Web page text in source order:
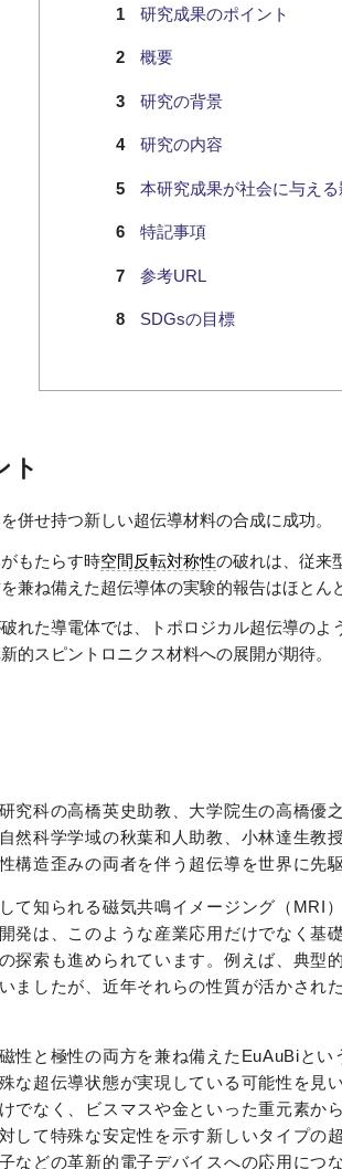
研究成果のポイント
概要
研究の背景
研究の内容
本研究成果が社会に与え
特記事項
参考URL
SDGsの目標
ト
併せ持つ新しい超伝導材料の合成に成功。
もたらす時空間反転対称性の破れは、従来
兼ね備えた超伝導体の実験的報告はほとん
れた導電体では、トポロジカル超伝導の
的スピントロニクス材料への展開が期待。
究科の高橋英史助教、大学院生の高橋
然科学学域の秋葉和人助教、小林達生
構造歪みの両者を伴う超伝導を世界に先
て知られる磁気共鳴イメージング（MRI
発は、このような産業応用だけでなく
探索も進められています。例えば、典
ましたが、近年それらの性質が活かされ
性と極性の両方を兼ね備えたEuAuBiと
な超伝導状態が実現している可能性を
でなく、ビスマスや金といった重元素か
して特殊な安定性を示す新しいタイプ
などの革新的電子デバイスへの応用につ